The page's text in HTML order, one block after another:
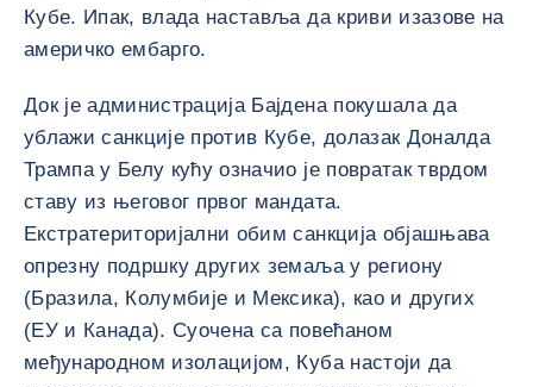
Кубе. Ипак, влада наставља да криви изазове на
америчко ембарго.
Док је администрација Бајдена покушала да
ублажи санкције против Кубе, долазак Доналда
Трампа у Белу кућу означио је повратак тврдом
ставу из његовог првог мандата.
Екстратериторијални обим санкција објашњава
опрезну подршку других земаља у региону
(Бразила, Колумбије и Мексика), као и других
(ЕУ и Канада). Суочена са повећаном
међународном изолацијом, Куба настоји да